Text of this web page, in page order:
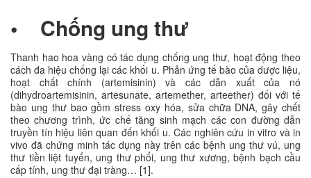
• Chống ung thư
Thanh hao hoa vàng có tác dụng chống ung thư, hoạt động theo
cách đa hiệu chống lại các khối u. Phản ứng tế bào của dược liệu,
hoạt chất chính (artemisinin) và các dẫn xuất của nó
(dihydroartemisinin, artesunate, artemether, arteether) đối với tế
bào ung thư bao gồm stress oxy hóa, sửa chữa DNA, gây chết
theo chương trình, ức chế tăng sinh mạch các con đường dẫn
truyền tín hiệu liên quan đến khối u. Các nghiên cứu in vitro và in
vivo đã chứng minh tác dụng này trên các bệnh ung thư vú, ung
thư tiền liệt tuyến, ung thư phổi, ung thư xương, bệnh bạch cầu
cấp tính, ung thư đại tràng… [1].